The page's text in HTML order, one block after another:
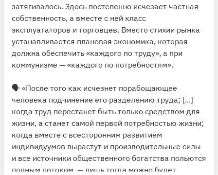
затягивалось. Здесь постепенно исчезает частная
собственность, а вместе с ней класс
эксплуататоров и торговцев. Вместо стихии рынка
устанавливается плановая экономика, которая
должна обеспечить «каждого по труду», а при
коммунизме — «каждого по потребностям».
🗣 «После того как исчезнет порабощающее
человека подчинение его разделению труда; [...]
когда труд перестанет быть только средством для
жизни, а станет самой первой потребностью жизни;
когда вместе с всесторонним развитием
индивидуумов вырастут и производительные силы
и все источники общественного богатства польются
полным потоком, — лишь тогда можно будет